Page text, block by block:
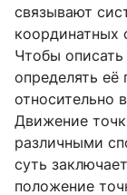
связывают
координатных
Чтобы
определять
относительно
Движение
различными
суть
положение